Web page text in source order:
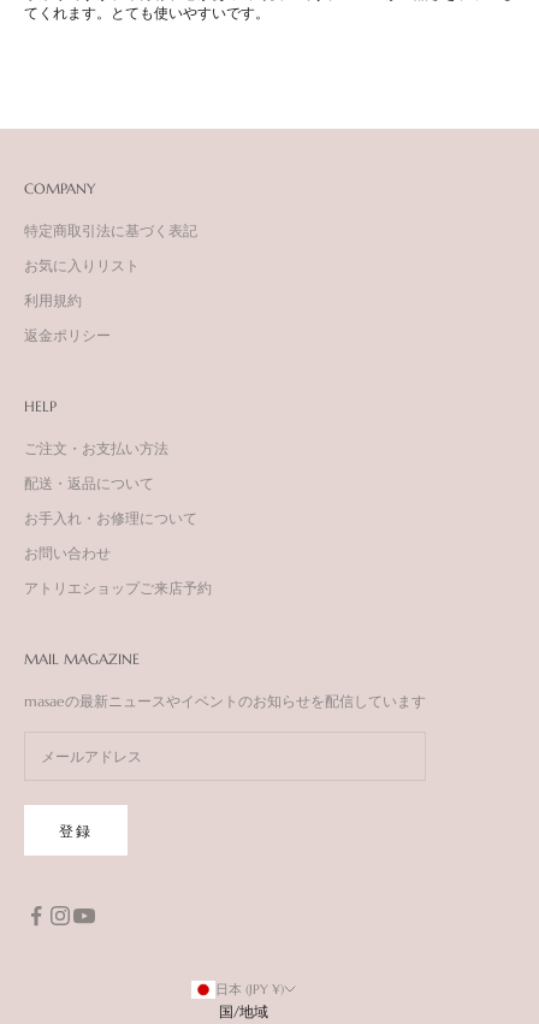
てくれます。とても使いやすいです。
COMPANY
特定商取引法に基づく表記
お気に入りリスト
利用規約
返金ポリシー
HELP
ご注文・お支払い方法
配送・返品について
お手入れ・お修理について
お問い合わせ
アトリエショップご来店予約
MAIL MAGAZINE
masaeの最新ニュースやイベントのお知らせを配信しています
登録
日本 (JPY ¥)
国/地域